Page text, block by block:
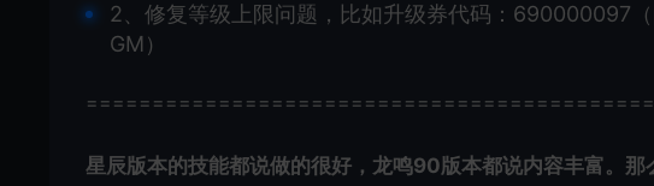
2、修复等级上限问题，比如升级券代码：690000097
GM）
星辰版本的技能都说做的很好，龙鸣90版本都说内容丰富。